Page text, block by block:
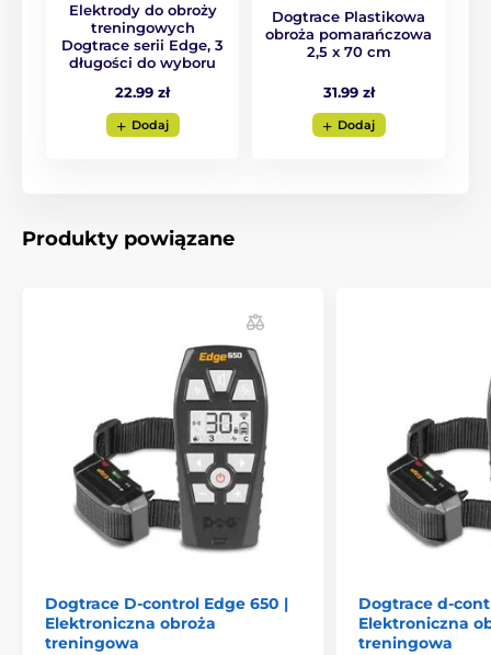
Elektrody do obroży
treningowych
Dogtrace serii Edge, 3
długości do wyboru
22.99 zł
Dodaj
Dogtrace Plastikowa
obroża pomarańczowa
2,5 x 70 cm
31.99 zł
Dodaj
Produkty powiązane
Dogtrace D-control Edge 650 |
Elektroniczna obroża
treningowa
Dogtrace d-
Elektroniczna
treningowa